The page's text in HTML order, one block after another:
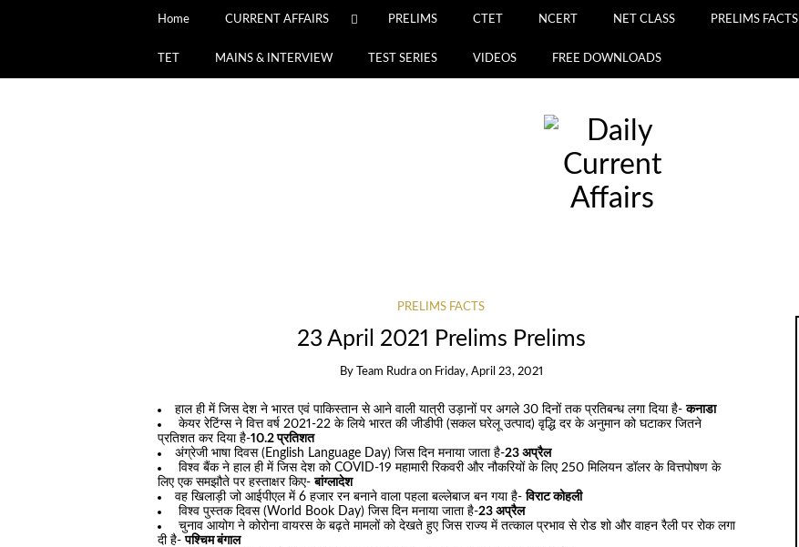
Home CURRENT AFFAIRS PRELIMS CTET NCERT NET CLASS PRELIMS FACTS
TET MAINS & INTERVIEW TEST SERIES VIDEOS FREE DOWNLOADS
PRELIMS FACTS
23 April 2021 Prelims Prelims
By Team Rudra on Friday, April 23, 2021
हाल ही में जिस देश ने भारत एवं पाकिस्तान से आने वाली यात्री उड़ानों पर अगले 30 दिनों तक प्रतिबन्ध लगा दिया है-कनाडा
केयर रेटिंग्स ने वित्त वर्ष 2021-22 के लिये भारत की जीडीपी (सकल घरेलू उत्पाद) वृद्धि दर के अनुमान को घटाकर जितने
प्रतिशत कर दिया है-10.2 प्रतिशत
अंग्रेजी भाषा दिवस (English Language Day) जिस दिन मनाया जाता है-23 अप्रैल
विश्व बैंक ने हाल ही में जिस देश को COVID-19 महामारी रिकवरी और नौकरियों के लिए 250 मिलियन डॉलर के वित्तपोषण के
लिए एक समझौते पर हस्ताक्षर किए-बांग्लादेश
वह खिलाड़ी जो आईपीएल में 6 हजार रन बनाने वाला पहला बल्लेबाज बन गया है-विराट कोहली
विश्व पुस्तक दिवस (World Book Day) जिस दिन मनाया जाता है-23 अप्रैल
चुनाव आयोग ने कोरोना वायरस के बढ़ते मामलों को देखते हुए जिस राज्य में तत्काल प्रभाव से रोड शो और वाहन रैली पर रोक लगा
दी है-पश्चिम बंगाल